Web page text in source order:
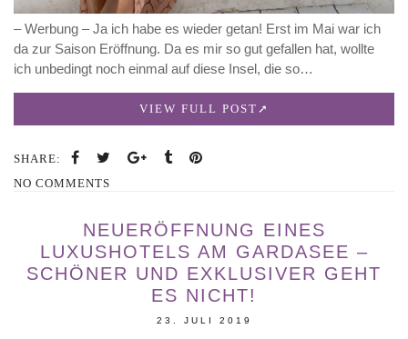
– Werbung – Ja ich habe es wieder getan! Erst im Mai war ich
da zur Saison Eröffnung. Da es mir so gut gefallen hat, wollte
ich unbedingt noch einmal auf diese Insel, die so…
VIEW FULL POST
SHARE:
NO COMMENTS
NEUERÖFFNUNG EINES
LUXUSHOTELS AM GARDASEE –
SCHÖNER UND EXKLUSIVER GEHT
ES NICHT!
23. JULI 2019